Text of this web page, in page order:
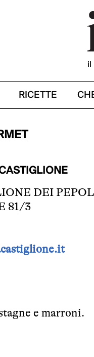
RICETTE
DEI
81/3
e marroni.